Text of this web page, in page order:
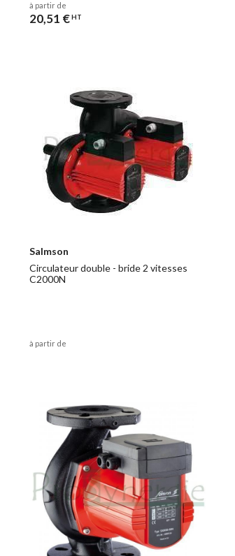
à partir de
20,51 €HT
Salmson
Circulateur double - bride 2 vitesses
C2000N
à partir de